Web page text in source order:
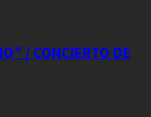
/ CONCIERTO DE